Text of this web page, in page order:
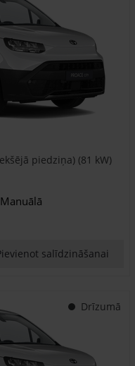
piedziņa) (81 kW)
Manuālā
salīdzināšanai
Drīzumā